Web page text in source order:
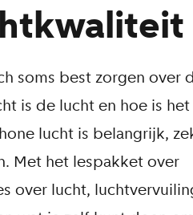
soms best zorgen over
is de lucht en hoe is
lucht is belangrijk,
Met het lespakket over
over lucht,